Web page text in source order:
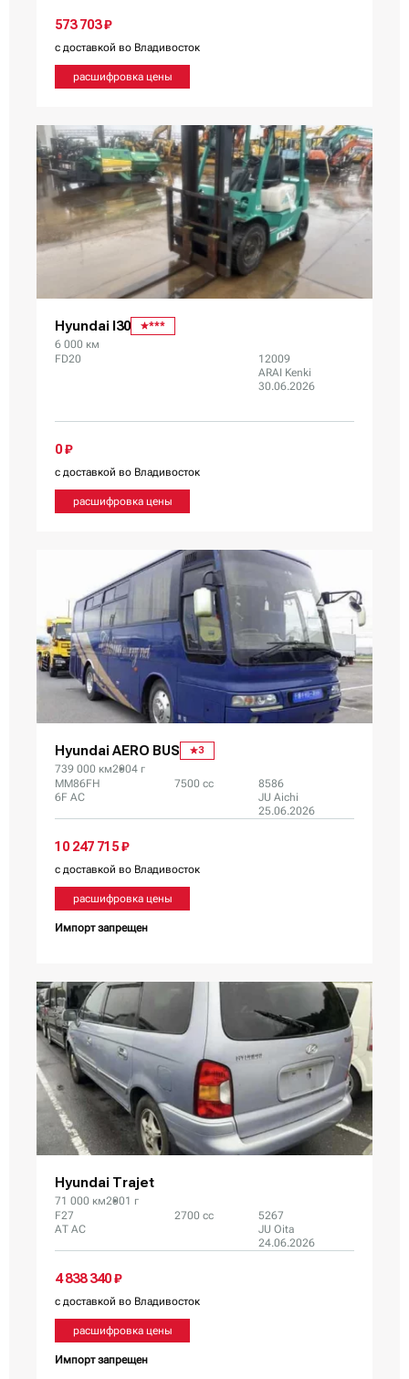
573 703 ₽
с доставкой во Владивосток
расшифровка цены
Hyundai I30 ***
6 000 км
FD20
12009
ARAI Kenki
30.06.2026
0 ₽
с доставкой во Владивосток
расшифровка цены
Hyundai AERO BUS 3
739 000 км2004 г
MM86FH
6F AC
7500 сс
8586
JU Aichi
25.06.2026
10 247 715 ₽
с доставкой во Владивосток
расшифровка цены
Импорт запрещен
Hyundai Trajet
71 000 км2001 г
F27
AT AC
2700 сс
5267
JU Oita
24.06.2026
4 838 340 ₽
с доставкой во Владивосток
расшифровка цены
Импорт запрещен